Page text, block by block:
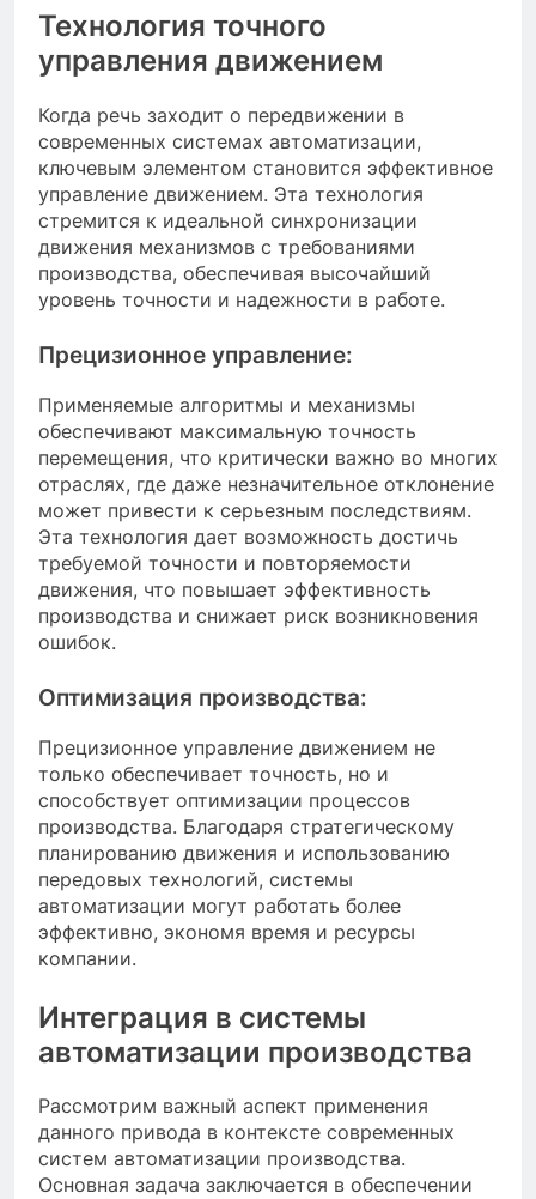
Технология точного
управления движением
Когда речь заходит о передвижении в
современных системах автоматизации,
ключевым элементом становится эффективное
управление движением. Эта технология
стремится к идеальной синхронизации
движения механизмов с требованиями
производства, обеспечивая высочайший
уровень точности и надежности в работе.
Прецизионное управление:
Применяемые алгоритмы и механизмы
обеспечивают максимальную точность
перемещения, что критически важно во многих
отраслях, где даже незначительное отклонение
может привести к серьезным последствиям.
Эта технология дает возможность достичь
требуемой точности и повторяемости
движения, что повышает эффективность
производства и снижает риск возникновения
ошибок.
Оптимизация производства:
Прецизионное управление движением не
только обеспечивает точность, но и
способствует оптимизации процессов
производства. Благодаря стратегическому
планированию движения и использованию
передовых технологий, системы
автоматизации могут работать более
эффективно, экономя время и ресурсы
компании.
Интеграция в системы
автоматизации производства
Рассмотрим важный аспект применения
данного привода в контексте современных
систем автоматизации производства.
Основная задача заключается в обеспечении